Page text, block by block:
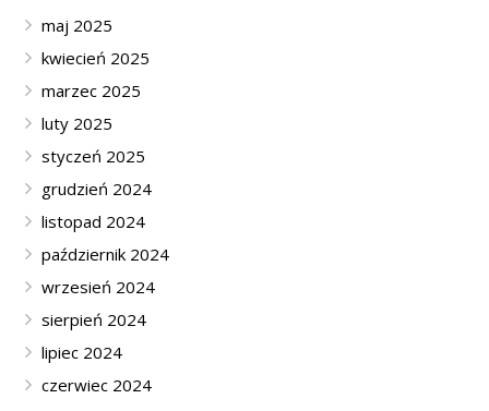
maj 2025
kwiecień 2025
marzec 2025
luty 2025
styczeń 2025
grudzień 2024
listopad 2024
październik 2024
wrzesień 2024
sierpień 2024
lipiec 2024
czerwiec 2024